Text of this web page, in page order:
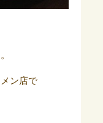
ン店で